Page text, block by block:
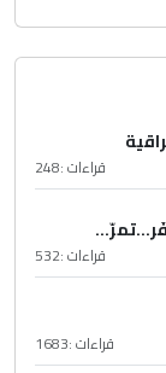
قراءات :248
قراءات :532
قراءات :1683